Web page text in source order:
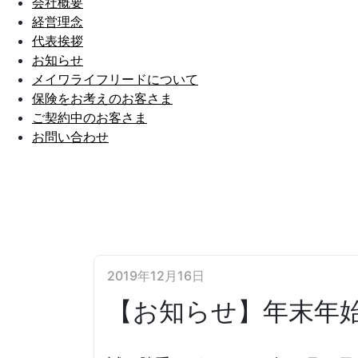
経営理念
代表挨拶
お知らせ
メイワライフリードについて
保険をお考えのお客さま
ご契約中のお客さま
お問い合わせ
2019年12月16日
【お知らせ】年末年